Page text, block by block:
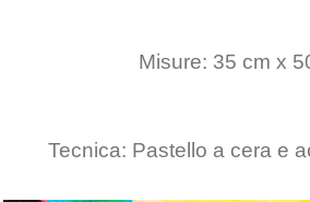
Misure: 35 cm x
Tecnica: Pastello a cera e